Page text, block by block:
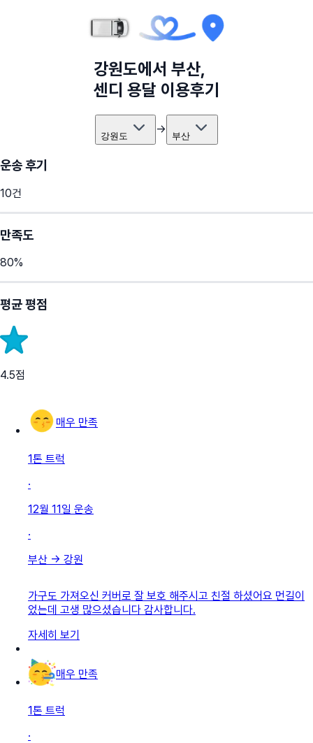
강원도에서 부산,
센디 용달 이용후기
강원도 → 부산
운송 후기
10건
만족도
80%
평균 평점
4.5점
매우 만족
1톤 트럭
·
12월 11일 운송
·
부산 → 강원
가구도 가져오신 커버로 잘 보호 해주시고 친절 하셨어요 먼길이
었는데 고생 많으셨습니다 감사합니다.
자세히 보기
매우 만족
1톤 트럭
·